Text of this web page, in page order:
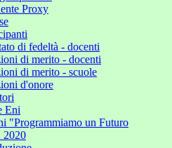
Proxy
di fedeltà - docenti
di merito - docenti
di merito - scuole
d'onore
Eni
"Programmiamo un Futuro
2020